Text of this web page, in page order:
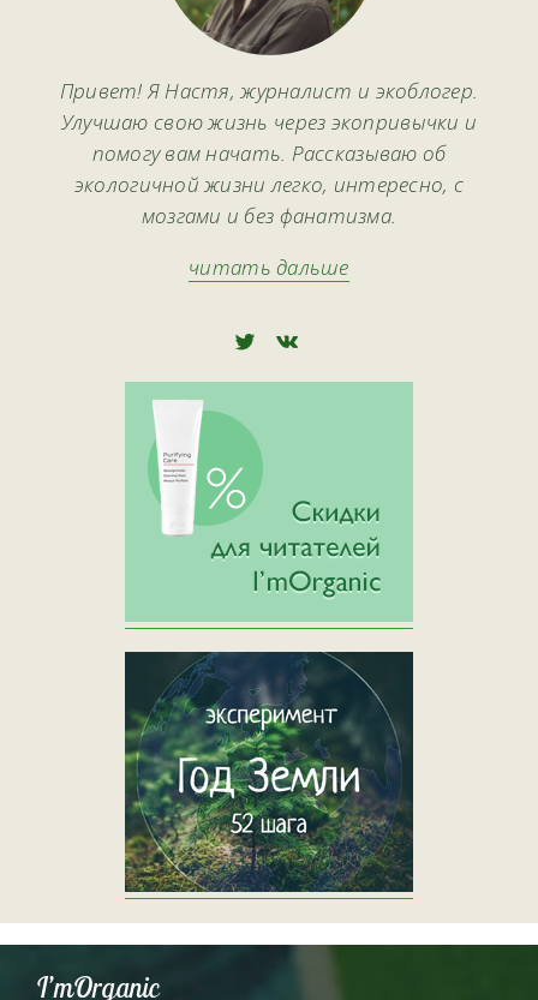
Привет! Я Настя, журналист и экоблогер.
Улучшаю свою жизнь через экопривычки и
помогу вам начать. Рассказываю об
экологичной жизни легко, интересно, с
мозгами и без фанатизма.
читать дальше
🅃 🅅
I’mOrganic